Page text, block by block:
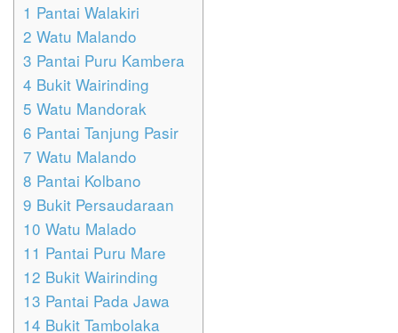
1 Pantai Walakiri
2 Watu Malando
3 Pantai Puru Kambera
4 Bukit Wairinding
5 Watu Mandorak
6 Pantai Tanjung Pasir
7 Watu Malando
8 Pantai Kolbano
9 Bukit Persaudaraan
10 Watu Malado
11 Pantai Puru Mare
12 Bukit Wairinding
13 Pantai Pada Jawa
14 Bukit Tambolaka